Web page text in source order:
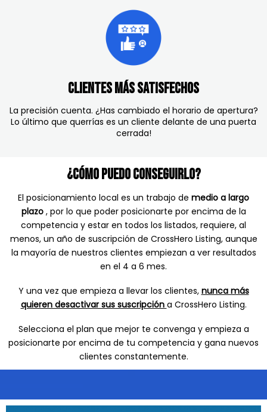
Clientes más satisfechos
La precisión cuenta. ¿Has cambiado el horario de apertura?
Lo último que querrías es un cliente delante de una puerta
cerrada!
¿Cómo puedo conseguirlo?
El posicionamiento local es un trabajo de medio a largo
plazo, por lo que poder posicionarte por encima de la
competencia y estar en todos los listados, requiere, al
menos, un año de suscripción de CrossHero Listing, aunque
la mayoría de nuestros clientes empiezan a ver resultados
en el 4 a 6 mes.
Y una vez que empieza a llevar los clientes, nunca más
quieren desactivar sus suscripción a CrossHero Listing.
Selecciona el plan que mejor te convenga y empieza a
posicionarte por encima de tu competencia y gana nuevos
clientes constantemente.